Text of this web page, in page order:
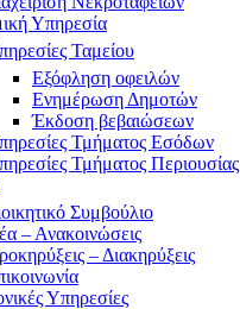
Υπηρεσία
Ταμείου
Εξόφληση οφειλών
Ενημέρωση Δημοτών
Έκδοση βεβαιώσεων
Τμήματος Εσόδων
Τμήματος Περιουσίας
Συμβούλιο
– Ανακοινώσεις
– Διακηρύξεις
Υπηρεσίες